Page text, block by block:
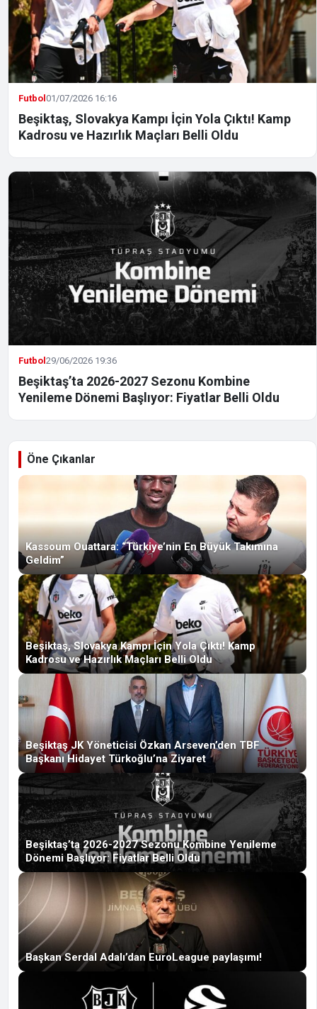
Futbol01/07/2026 16:16
Beşiktaş, Slovakya Kampı İçin Yola Çıktı! Kamp
Kadrosu ve Hazırlık Maçları Belli Oldu
Futbol29/06/2026 19:36
Beşiktaş’ta 2026-2027 Sezonu Kombine
Yenileme Dönemi Başlıyor: Fiyatlar Belli Oldu
Öne Çıkanlar
Kassoum Ouattara: “Türkiye’nin En Büyük Takımına
Geldim”
Beşiktaş, Slovakya Kampı İçin Yola Çıktı! Kamp
Kadrosu ve Hazırlık Maçları Belli Oldu
Beşiktaş JK Yöneticisi Özkan Arseven’den TBF
Başkanı Hidayet Türkoğlu’na Ziyaret
Beşiktaş’ta 2026-2027 Sezonu Kombine Yenileme
Dönemi Başlıyor: Fiyatlar Belli Oldu
Başkan Serdal Adalı’dan EuroLeague paylaşımı!